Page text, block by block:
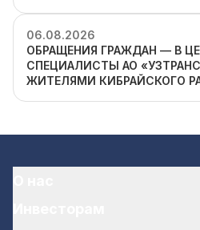
06.08.2026
ОБРАЩЕНИЯ ГРАЖДАН — В
СПЕЦИАЛИСТЫ АО
ЖИТЕЛЯМИ КИБРАЙСКОГО